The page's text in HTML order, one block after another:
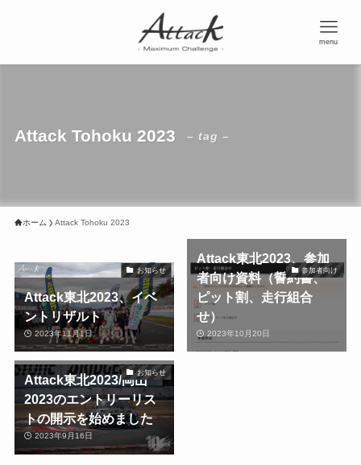
menu
Attack Tohoku 2023 – tag –
ホーム Attack Tohoku 2023
お知らせ
Attack東北2023、イベ
ントリザルト
2023年11月1日
参加者向け
Attack東北2023、参加
者向け資料（誓約書、
ピット割、走行組合
せ）
2023年10月20日
お知らせ
Attack東北2023/岡山
2023のエントリーリス
トの開示を始めました
2023年9月16日